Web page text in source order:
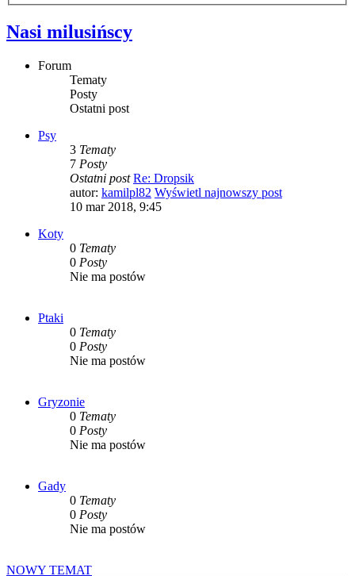
Nasi milusińscy
Forum
Tematy
Posty
Ostatni post
Psy
3 Tematy
7 Posty
Ostatni post Re: Dropsik
autor: kamilpl82 Wyświetl najnowszy post
10 mar 2018, 9:45
Koty
0 Tematy
0 Posty
Nie ma postów
Ptaki
0 Tematy
0 Posty
Nie ma postów
Gryzonie
0 Tematy
0 Posty
Nie ma postów
Gady
0 Tematy
0 Posty
Nie ma postów
NOWY TEMAT